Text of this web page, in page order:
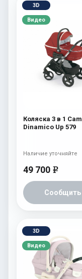
3D
Видео
Коляска 3 в 1 Cam
Dinamico Up 579
49 700 e
Сообщить
Наличие уточняйте
3D
Видео